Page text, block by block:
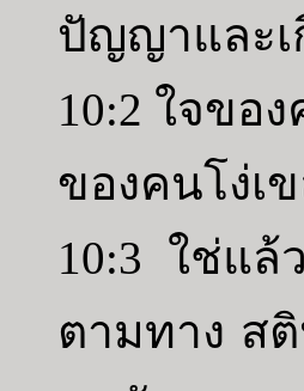
ปัญญาและเ
10:2 ใจขอ
ของคนโง่เ
10:3 ใช่แล้
ตามทาง ส